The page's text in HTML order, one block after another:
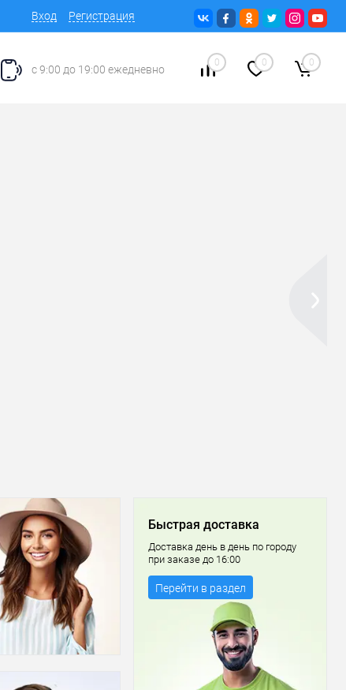
Вход Регистрация
с 9:00 до 19:00 ежедневно
0 0 0
Быстрая доставка
Доставка день в день по городу
при заказе до 16:00
Перейти в раздел